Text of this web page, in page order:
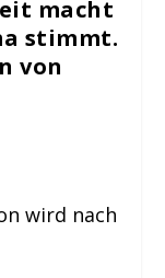
macht
stimmt.
von
wird nach